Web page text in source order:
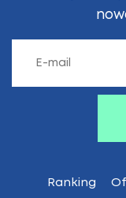
Ranking